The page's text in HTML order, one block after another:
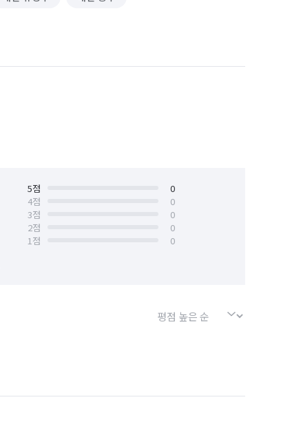
5점
0
4점
0
3점
0
2점
0
1점
0